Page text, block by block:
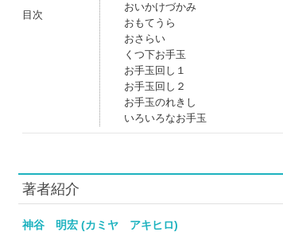
目次
おいかけづかみ
おもてうら
おさらい
くつ下お手玉
お手玉回し１
お手玉回し２
お手玉のれきし
いろいろなお手玉
著者紹介
神谷 明宏 (カミヤ アキヒロ)